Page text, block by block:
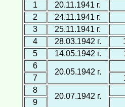
1
20.11.1941 г.
2
24.11.1941 г.
3
25.11.1941 г.
4
28.03.1942 г.
5
14.05.1942 г.
6
20.05.1942 г.
7
8
20.07.1942 г.
9